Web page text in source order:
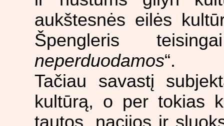
aukštesnės eilės
Špengleris
neperduodamos“.
Tačiau savastį
kultūrą, o per tokias
tautos, nacijos ir